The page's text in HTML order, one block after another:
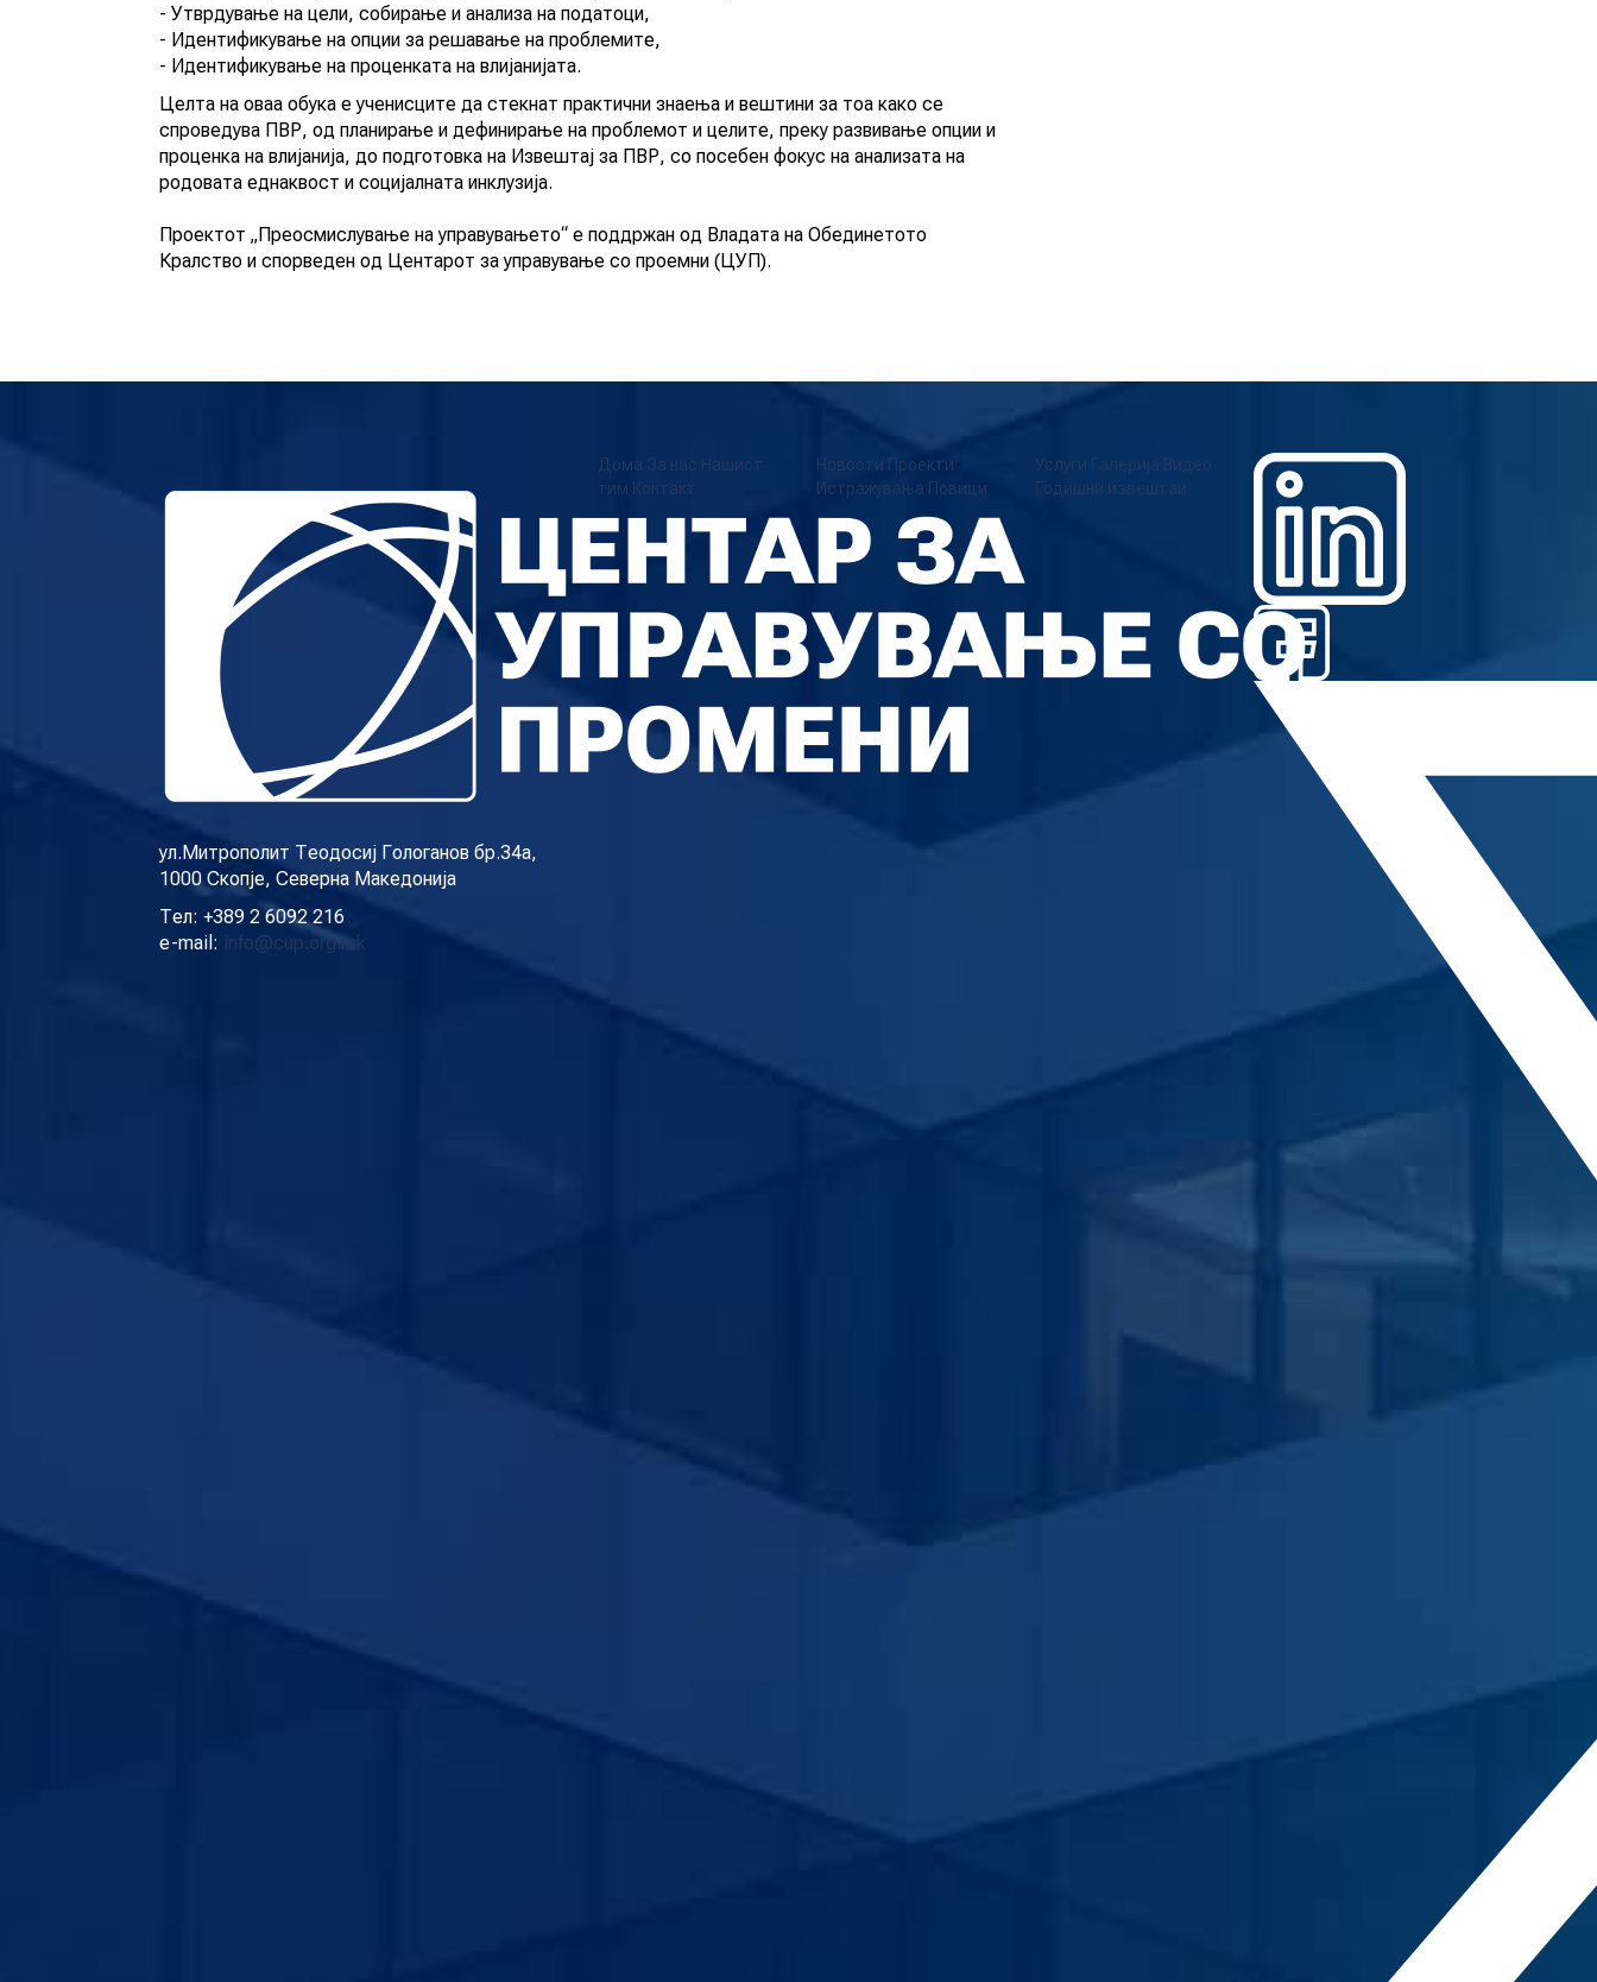
Настан
- Утврдување на цели, собирање и анализа на податоци,
- Идентификување на опции за решавање на проблемите,
- Идентификување на проценката на влијанијата.
Целта на оваа обука е ученисците да стекнат практични знаења и вештини за тоа како се
спроведува ПВР, од планирање и дефинирање на проблемот и целите, преку развивање опции и
проценка на влијанија, до подготовка на Извештај за ПВР, со посебен фокус на анализата на
родовата еднаквост и социјалната инклузија.
Проектот „Преосмислување на управувањето“ е поддржан од Владата на Обединетото
Кралство и спорведен од Центарот за управување со проемни (ЦУП).
ул.Митрополит Теодосиј Гологанов бр.34а,
1000 Скопје, Северна Македонија
Тел: +389 2 6092 216
e-mail: info@cup.org.mk
Дома За нас
Нашиот
тим Контакт
Новости Проекти
Истражувања Повици
Услуги Галерија Видео
Годишни извештаи